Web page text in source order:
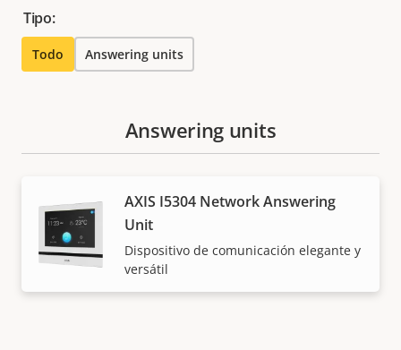
Tipo:
Todo Answering units
Answering units
AXIS I5304 Network Answering
Unit
Dispositivo de comunicación elegante y
versátil